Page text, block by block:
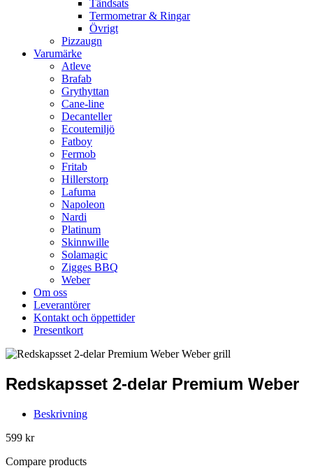
Tändsats
Termometrar & Ringar
Övrigt
Pizzaugn
Varumärke
Atleve
Brafab
Grythyttan
Cane-line
Decanteller
Ecoutemiljö
Fatboy
Fermob
Fritab
Hillerstorp
Lafuma
Napoleon
Nardi
Platinum
Skinnwille
Solamagic
Zigges BBQ
Weber
Om oss
Leverantörer
Kontakt och öppettider
Presentkort
Redskapsset 2-delar Premium Weber
Beskrivning
599 kr
Compare products